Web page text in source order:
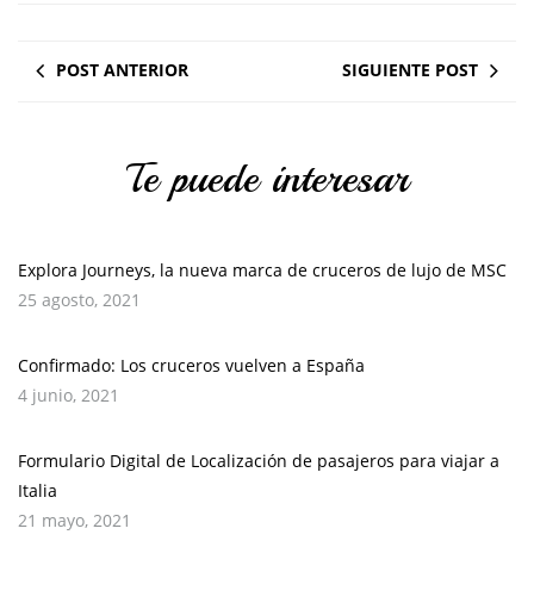
POST ANTERIOR SIGUIENTE POST
Te puede interesar
Explora Journeys, la nueva marca de cruceros de lujo de MSC
25 agosto, 2021
Confirmado: Los cruceros vuelven a España
4 junio, 2021
Formulario Digital de Localización de pasajeros para viajar a
Italia
21 mayo, 2021